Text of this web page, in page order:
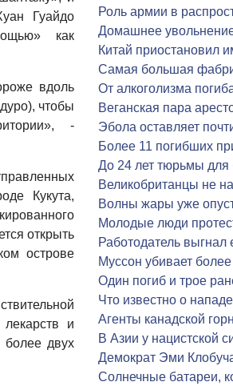
Гуайдо
как
вдоль
чтобы
-
Кукута,
открыть
острове
и
более двух
Роль армии в
Домашнее
Китай приостановил
Самая большая
От алкоголизма
Веганская пара
Эбола оставляет
Более 11 погибших
До 24 лет тюрьмы
Великобританцы не
Волны жары уже
Молодые люди
Работодатель выгнал
Муссон убивает
Один погиб и трое
Что известно о
Агенты канадской
В Азии у нацистской
Демократ Эми
Солнечные батареи,